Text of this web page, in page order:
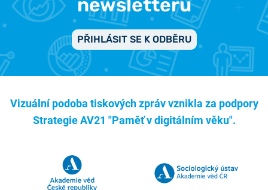
newsletterů
PŘIHLÁSIT SE K ODBĚRU
Vizuální podoba tiskových zpráv vznikla za podpory
Strategie AV21 "Paměť v digitálním věku".